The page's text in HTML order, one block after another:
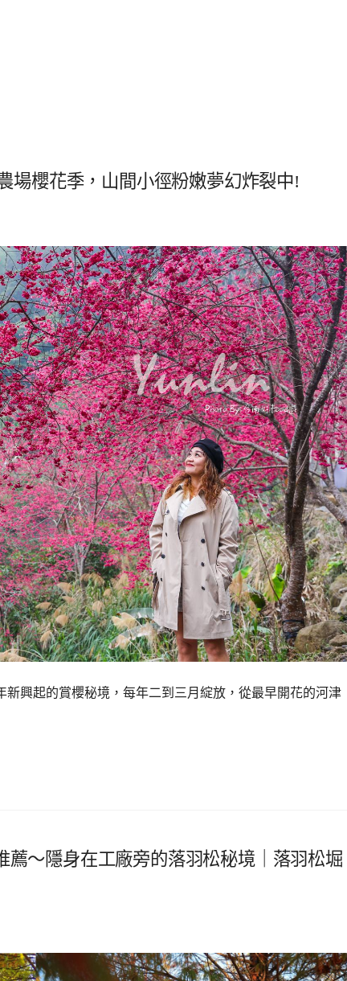
場櫻花季，山間小徑粉嫩夢幻炸裂中!
興起的賞櫻秘境，每年二到三月綻放，從最早開花的河津
～隱身在工廠旁的落羽松秘境｜落羽松堀